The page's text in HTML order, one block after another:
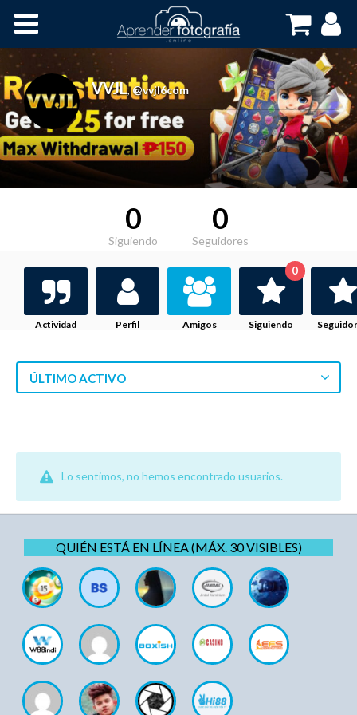
Cursos OnLine
VVJL,@vvjl6com
0
Siguiendo
0
Seguidores
Actividad Perfil Amigos Siguiendo
0
ÚLTIMO ACTIVO
Lo sentimos, no hemos encontrado usuarios.
QUIÉN ESTÁ EN LÍNEA (MÁX. 30 VISIBLES)